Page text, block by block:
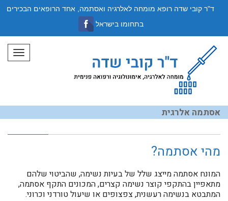
תפריט
אסתמה אלרגית
מהי אסתמה?
המונח אסתמה מייצג שלל של בעיות נשימה, שהביטוי שלהם
מתאפיין בהתקפי קוצר נשימה קצרים, המכונים התקף אסתמה,
המתבטא בנשימה רעשנית, צפצופים או שיעול טורדני וכרוני.
ד"ר קובי שדה רופא מומחה לאלרגיה ואסתמה, אחד הרופאים הבכירים
בתחומו בישראל